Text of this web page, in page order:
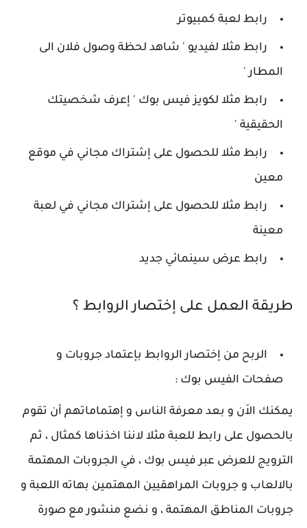
رابط لعبة كمبيوتر
رابط مثلا لفيديو ' شاهد لحظة وصول فلان الى
المطار '
رابط مثلا لكويز فيس بوك ' إعرف شخصيتك
الحقيقية '
رابط مثلا للحصول على إشتراك مجاني في موقع
معين
رابط مثلا للحصول على إشتراك مجاني في لعبة
معينة
رابط عرض سينمائي جديد
طريقة العمل على إختصار الروابط ؟
الربح من إختصار الروابط بإعتماد جروبات و
صفحات الفيس بوك :
يمكنك الاَن و بعد معرفة الناس و إهتماماتهم أن تقوم
بالحصول على رابط للعبة مثلا لاننا اخذناها كمثال ، ثم
الترويج للعرض عبر فيس بوك ، في الجروبات المهتمة
بالالعاب و جروبات المراهقيين المهتمين بهاته اللعبة و
جروبات المناطق المهتمة ، و نضع منشور مع صورة